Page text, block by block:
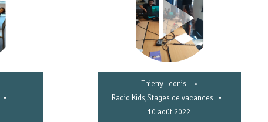
•
Thierry Leonis
•
Radio Kids,Stages de vacances •
10 août 2022